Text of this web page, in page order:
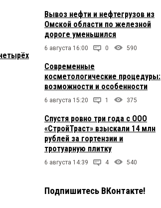
Вывоз нефти и нефтегрузов из
Омской области по железной
дороге уменьшился
6 августа 16:00 0 590
Современные
косметологические процедуры:
возможности и особенности
6 августа 15:20 1 375
Спустя ровно три года с ООО
«СтройТраст» взыскали 14 млн
рублей за гортензии и
тротуарную плитку
6 августа 14:39 4 540
Подпишитесь ВКонтакте!